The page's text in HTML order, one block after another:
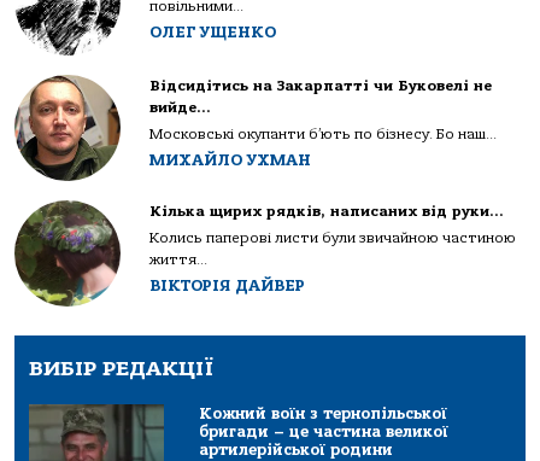
повільними...
ОЛЕГ УЩЕНКО
Відсидітись на Закарпатті чи Буковелі не
вийде…
Московські окупанти б’ють по бізнесу. Бо наш...
МИХАЙЛО УХМАН
Кілька щирих рядків, написаних від руки…
Колись паперові листи були звичайною частиною
життя...
ВІКТОРІЯ ДАЙВЕР
ВИБІР РЕДАКЦІЇ
Кожний воїн з тернопільської
бригади – це частина великої
артилерійської родини